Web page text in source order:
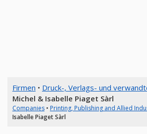
Firmen • Druck-, Verlags- und
Michel & Isabelle Piaget Sàrl
Companies• Printing, Publishing and Allied
Isabelle Piaget Sàrl